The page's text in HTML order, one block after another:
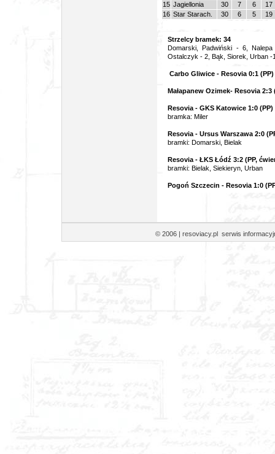
15 Jagiellonia 30 7 6
17
16 Star Starach. 30 6 5 19
Strzelcy bramek: 34
Domarski, Padwiński - 6,
Ostalczyk - 2, Bąk, Siorek, Urban -
Carbo Gliwice - Resovia 0:1 (PP)
Małapanew Ozimek- Resovia 2:3
Resovia - GKS Katowice 1:0 (PP)
bramka: Miler
Resovia - Ursus Warszawa 2:0
bramki: Domarski, Bielak
Resovia - ŁKS Łódź 3:2 (PP,
bramki: Bielak, Siekieryn, Urban
Pogoń Szczecin - Resovia 1:0
© 2006 | resoviacy.pl serwis